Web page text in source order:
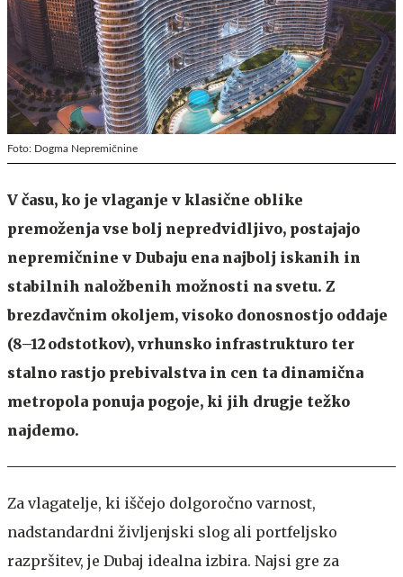
Foto: Dogma Nepremičnine
V času, ko je vlaganje v klasične oblike
premoženja vse bolj nepredvidljivo, postajajo
nepremičnine v Dubaju ena najbolj iskanih in
stabilnih naložbenih možnosti na svetu. Z
brezdavčnim okoljem, visoko donosnostjo oddaje
(8–12 odstotkov), vrhunsko infrastrukturo ter
stalno rastjo prebivalstva in cen ta dinamična
metropola ponuja pogoje, ki jih drugje težko
najdemo.
Za vlagatelje, ki iščejo dolgoročno varnost,
nadstandardni življenjski slog ali portfeljsko
razpršitev, je Dubaj idealna izbira. Najsi gre za